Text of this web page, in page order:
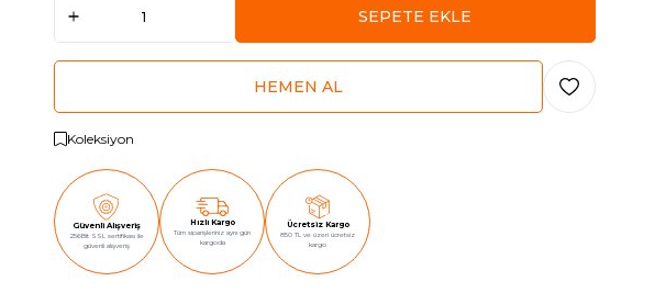
SEPETE EKLE
HEMEN AL Favoriye Ekle
Koleksiyon
Güvenli Alışveriş
256Bit SSL sertifikası ile
güvenli alışveriş
Hızlı Kargo
Tüm siparişleriniz aynı gün
kargoda
Ücretsiz Kargo
850 TL ve üzeri ücretsiz
kargo